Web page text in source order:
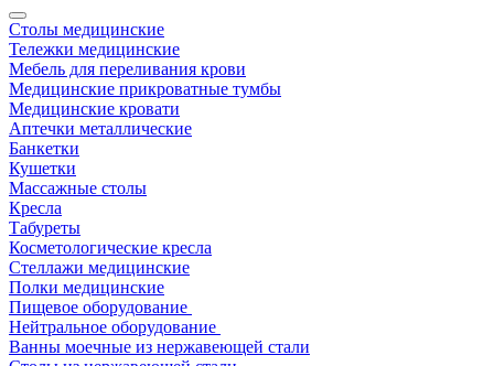
Столы медицинские
Тележки медицинские
Мебель для переливания крови
Медицинские прикроватные тумбы
Медицинские кровати
Аптечки металлические
Банкетки
Кушетки
Массажные столы
Кресла
Табуреты
Косметологические кресла
Стеллажи медицинские
Полки медицинские
Пищевое оборудование
Нейтральное оборудование
Ванны моечные из нержавеющей стали